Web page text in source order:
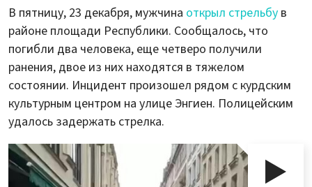
В пятницу, 23 декабря, мужчина открыл стрельбу в
районе площади Республики. Сообщалось, что
погибли два человека, еще четверо получили
ранения, двое из них находятся в тяжелом
состоянии. Инцидент произошел рядом с курдским
культурным центром на улице Энгиен. Полицейским
удалось задержать стрелка.